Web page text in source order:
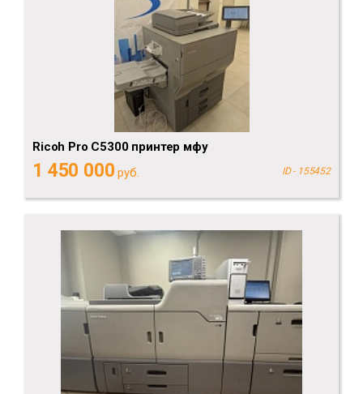
Ricoh Pro C5300 принтер мфу
1 450 000 руб. ID - 155452